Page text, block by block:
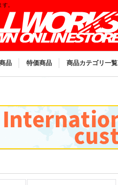
。
品 特価商品 商品カテゴリ一覧